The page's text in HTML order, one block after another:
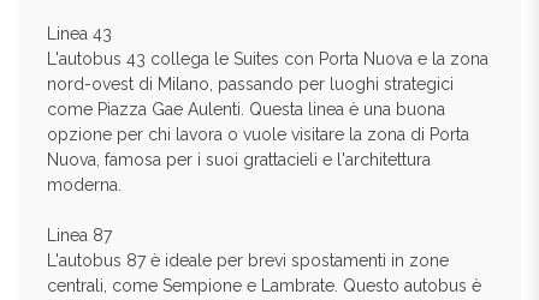
Linea 43
L'autobus 43 collega le Suites con Porta Nuova e la zona
nord-ovest di Milano, passando per luoghi strategici
come Piazza Gae Aulenti. Questa linea è una buona
opzione per chi lavora o vuole visitare la zona di Porta
Nuova, famosa per i suoi grattacieli e l'architettura
moderna.
Linea 87
L'autobus 87 è ideale per brevi spostamenti in zone
centrali, come Sempione e Lambrate. Questo autobus è